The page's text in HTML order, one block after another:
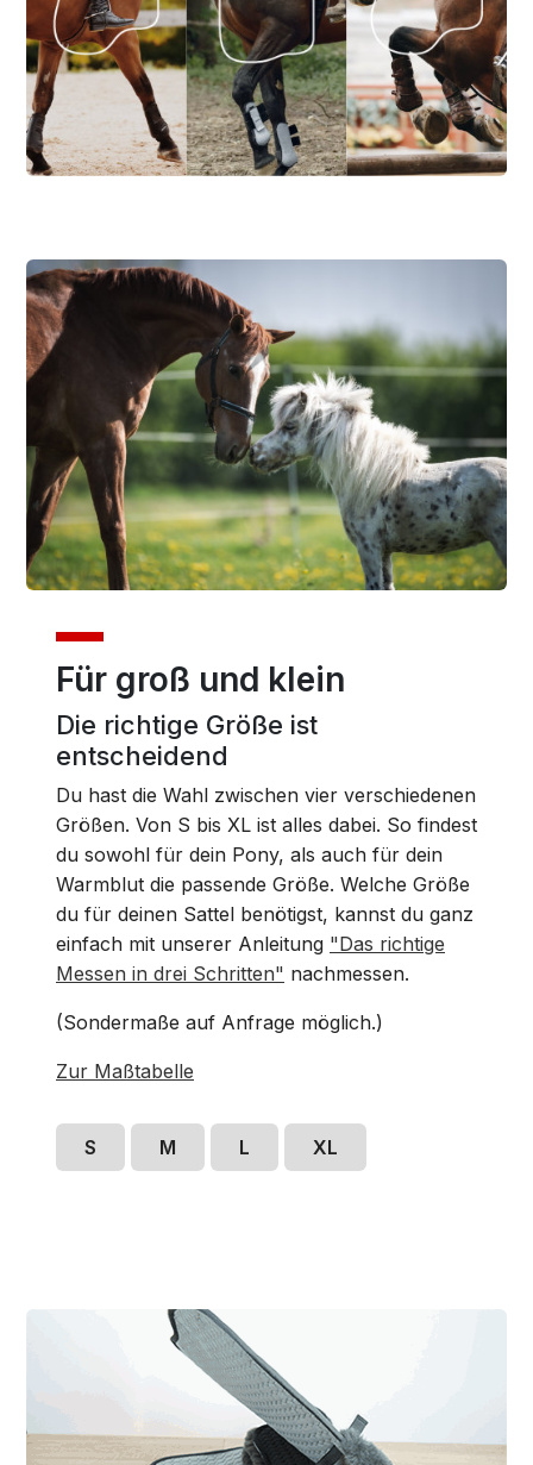
Für groß und klein
Die richtige Größe ist
entscheidend
Du hast die Wahl zwischen vier verschiedenen
Größen. Von S bis XL ist alles dabei. So findest
du sowohl für dein Pony, als auch für dein
Warmblut die passende Größe. Welche Größe
du für deinen Sattel benötigst, kannst du ganz
einfach mit unserer Anleitung "Das richtige
Messen in drei Schritten" nachmessen.
(Sondermaße auf Anfrage möglich.)
Zur Maßtabelle
S M L XL